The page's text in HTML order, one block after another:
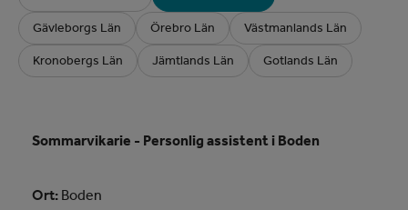
Gävleborgs Län Örebro Län Västmanlands Län
Kronobergs Län Jämtlands Län Gotlands Län
Sommarvikarie - Personlig assistent i Boden
Ort: Boden